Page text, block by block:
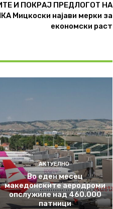
И ПОКРАЈ ПРЕДЛОГОТ НА
Мицкоски најави мерки за
економски раст
АКТУЕЛНО
Во еден месец
македонските аеродроми
опслужиле над 460.000
патници